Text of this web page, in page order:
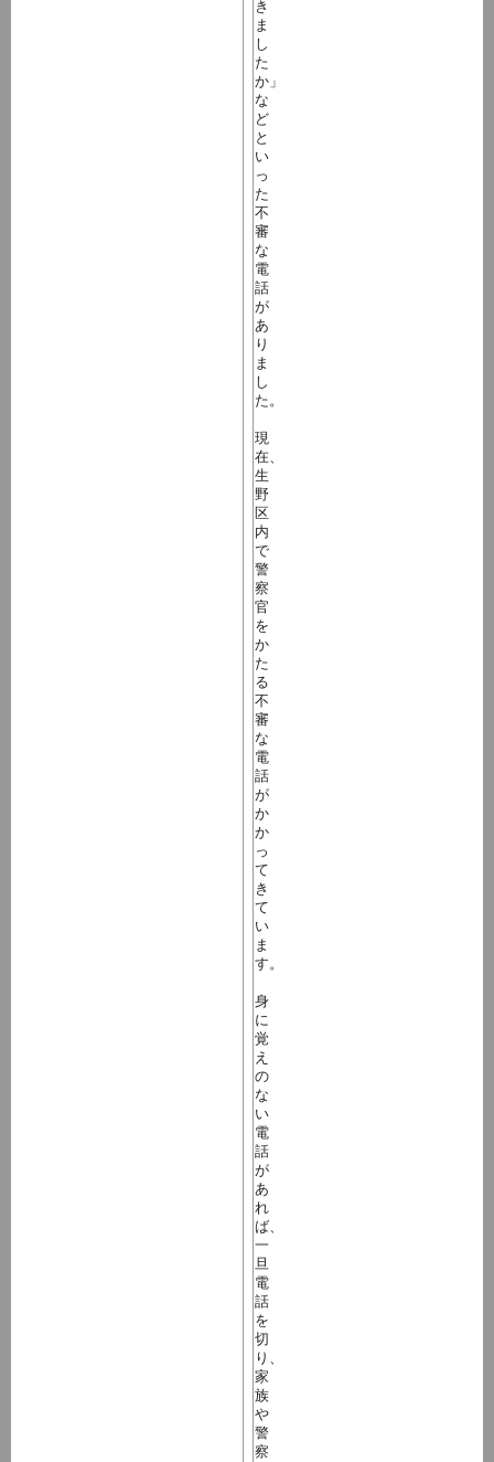
き
ま
し
た
か」
な
ど
と
い
っ
た
不
審
な
電
話
が
あ
り
ま
し
た。
現
在、
生
野
区
内
で
警
察
官
を
か
た
る
不
審
な
電
話
が
か
か
っ
て
き
て
い
ま
す。
身
に
覚
え
の
な
い
電
話
が
あ
れ
ば、
一
旦
電
話
を
切
り、
家
族
や
警
察